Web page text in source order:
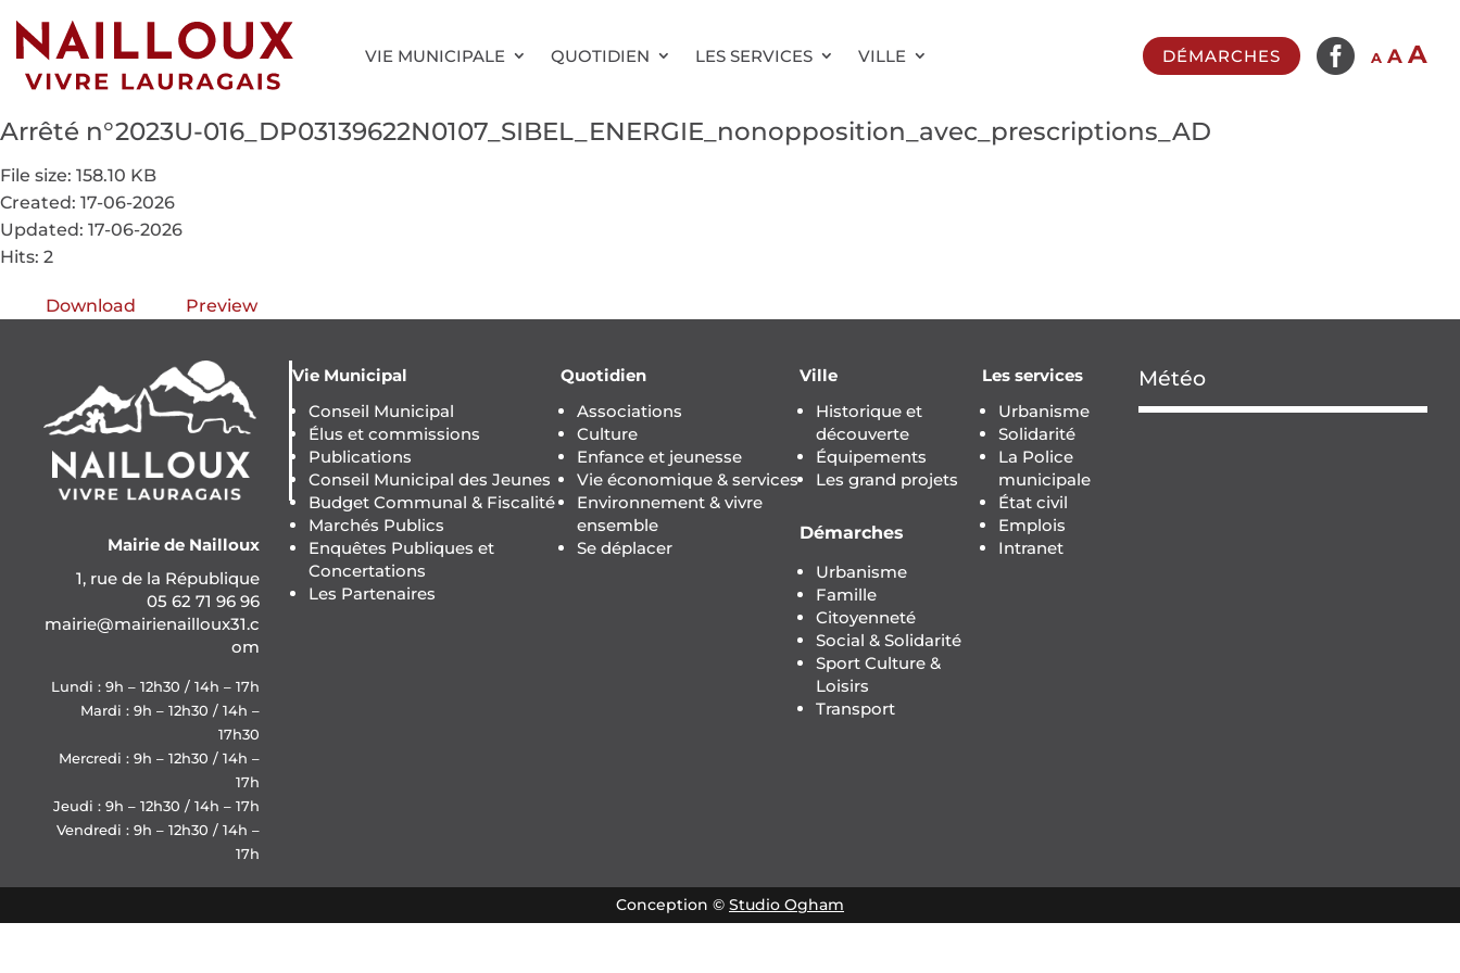
VIE MUNICIPALE QUOTIDIEN LES SERVICES VILLE DÉMARCHES  A Decrease
A Reset
A
Arrêté n°2023U-016_DP03139622N0107_SIBEL_ENERGIE_nonopposition_avec_prescriptions_AD
File size: 158.10 KB
Created: 17-06-2026
Updated: 17-06-2026
Hits: 2
Download Preview
Mairie de Nailloux
1, rue de la République
05 62 71 96 96
mairie@mairienailloux31.c
om
Lundi : 9h – 12h30 / 14h – 17h
Mardi : 9h – 12h30 / 14h –
17h30
Mercredi : 9h – 12h30 / 14h –
17h
Jeudi : 9h – 12h30 / 14h – 17h
Vendredi : 9h – 12h30 / 14h –
17h
Vie Municipal
Conseil Municipal
Élus et commissions
Publications
Conseil Municipal des Jeunes
Budget Communal & Fiscalité
Marchés Publics
Enquêtes Publiques et
Concertations
Les Partenaires
Quotidien
Associations
Culture
Enfance et jeunesse
Vie économique & services
Environnement & vivre
ensemble
Se déplacer
Ville
Historique et
découverte
Équipements
Les grand projets
Démarches
Urbanisme
Famille
Citoyenneté
Social & Solidarité
Sport Culture &
Loisirs
Transport
Les services
Urbanisme
Solidarité
La Police
municipale
État civil
Emplois
Intranet
Météo
Conception © Studio Ogham